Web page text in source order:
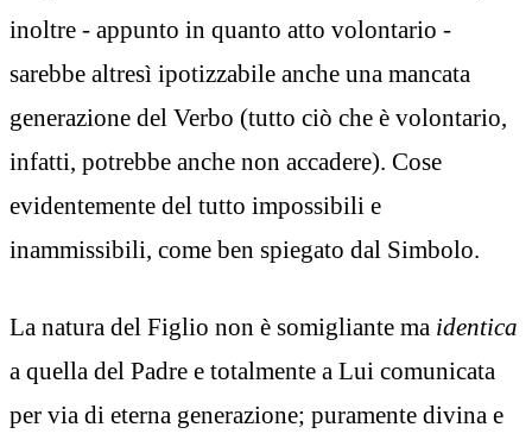
inoltre - appunto in quanto atto volontario -
sarebbe altresì ipotizzabile anche una mancata
generazione del Verbo (tutto ciò che è volontario,
infatti, potrebbe anche non accadere). Cose
evidentemente del tutto impossibili e
inammissibili, come ben spiegato dal Simbolo.
La natura del Figlio non è somigliante ma identica
a quella del Padre e totalmente a Lui comunicata
per via di eterna generazione; puramente divina e